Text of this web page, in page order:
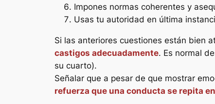
Impones normas coherentes y
Usas tu autoridad en última
Si las anteriores cuestiones están bien
castigos adecuadamente. Es normal
su cuarto).
Señalar que a pesar de que mostrar
refuerza que una conducta se repita